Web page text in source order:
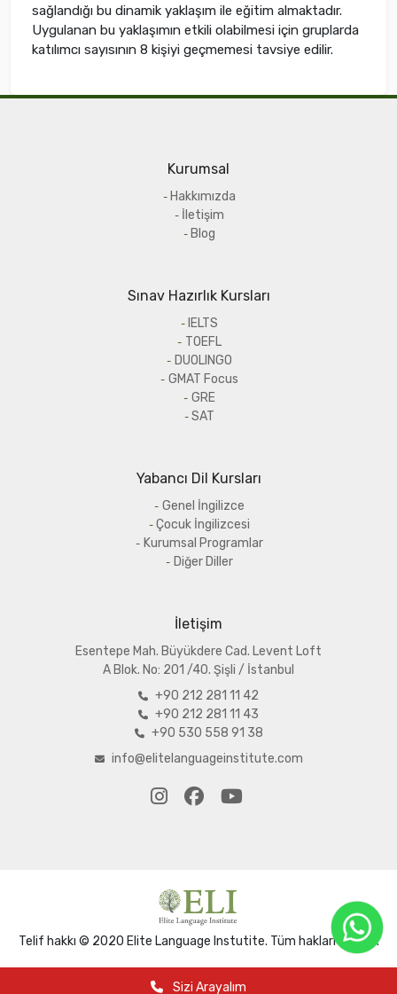
sağlandığı bu dinamik yaklaşım ile eğitim almaktadır.
Uygulanan bu yaklaşımın etkili olabilmesi için gruplarda
katılımcı sayısının 8 kişiyi geçmemesi tavsiye edilir.
Kurumsal
Hakkımızda
İletişim
Blog
Sınav Hazırlık Kursları
IELTS
TOEFL
DUOLINGO
GMAT Focus
GRE
SAT
Yabancı Dil Kursları
Genel İngilizce
Çocuk İngilizcesi
Kurumsal Programlar
Diğer Diller
İletişim
Esentepe Mah. Büyükdere Cad. Levent Loft
A Blok. No: 201 /40. Şişli / İstanbul
+90 212 281 11 42
+90 212 281 11 43
+90 530 558 91 38
info@elitelanguageinstitute.com
Telif hakkı © 2020 Elite Language Instutite. Tüm hakları saklıdır.
Sizi Arayalım